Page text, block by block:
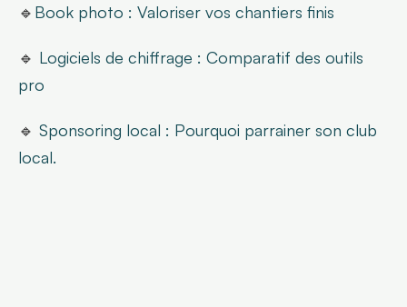
🔹 Book photo : Valoriser vos chantiers finis
🔹 Logiciels de chiffrage : Comparatif des outils
pro
🔹 Sponsoring local : Pourquoi parrainer son club
local.